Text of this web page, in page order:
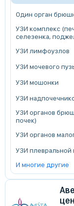
Один орган
УЗИ комплекс
селезенка,
УЗИ лимфоузлов
УЗИ мочевого
УЗИ мошонки
УЗИ
УЗИ органов
почек)
УЗИ органов
УЗИ плевральной
И многие другие